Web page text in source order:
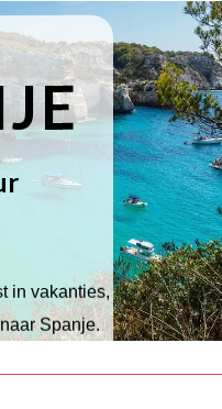
in vakanties,
Spanje.
aan